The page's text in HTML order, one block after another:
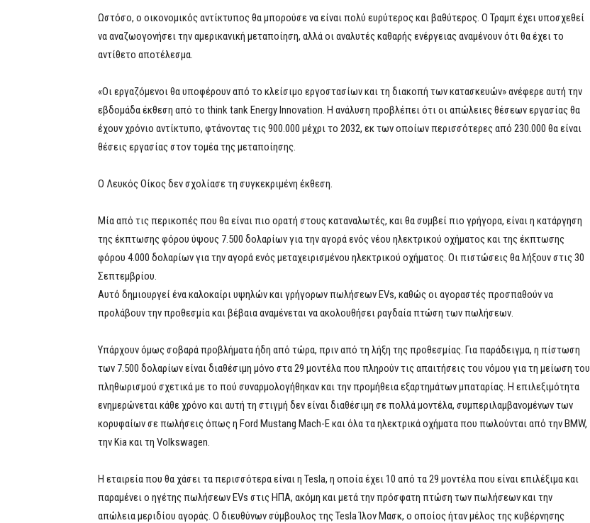
Ωστόσο, ο οικονομικός αντίκτυπος θα μπορούσε να είναι πολύ ευρύτερος και βαθύτερος. Ο Τραμπ έχει υποσχεθεί
να αναζωογονήσει την αμερικανική μεταποίηση, αλλά οι αναλυτές καθαρής ενέργειας αναμένουν ότι θα έχει το
αντίθετο αποτέλεσμα.
«Οι εργαζόμενοι θα υποφέρουν από το κλείσιμο εργοστασίων και τη διακοπή των κατασκευών» ανέφερε αυτή την
εβδομάδα έκθεση από το think tank Energy Innovation. Η ανάλυση προβλέπει ότι οι απώλειες θέσεων εργασίας θα
έχουν χρόνιο αντίκτυπο, φτάνοντας τις 900.000 μέχρι το 2032, εκ των οποίων περισσότερες από 230.000 θα είναι
θέσεις εργασίας στον τομέα της μεταποίησης.
Ο Λευκός Οίκος δεν σχολίασε τη συγκεκριμένη έκθεση.
Μία από τις περικοπές που θα είναι πιο ορατή στους καταναλωτές, και θα συμβεί πιο γρήγορα, είναι η κατάργηση
της έκπτωσης φόρου ύψους 7.500 δολαρίων για την αγορά ενός νέου ηλεκτρικού οχήματος και της έκπτωσης
φόρου 4.000 δολαρίων για την αγορά ενός μεταχειρισμένου ηλεκτρικού οχήματος. Οι πιστώσεις θα λήξουν στις 30
Σεπτεμβρίου.
Αυτό δημιουργεί ένα καλοκαίρι υψηλών και γρήγορων πωλήσεων EVs, καθώς οι αγοραστές προσπαθούν να
προλάβουν την προθεσμία και βέβαια αναμένεται να ακολουθήσει ραγδαία πτώση των πωλήσεων.
Υπάρχουν όμως σοβαρά προβλήματα ήδη από τώρα, πριν από τη λήξη της προθεσμίας. Για παράδειγμα, η πίστωση
των 7.500 δολαρίων είναι διαθέσιμη μόνο στα 29 μοντέλα που πληρούν τις απαιτήσεις του νόμου για τη μείωση του
πληθωρισμού σχετικά με το πού συναρμολογήθηκαν και την προμήθεια εξαρτημάτων μπαταρίας. Η επιλεξιμότητα
ενημερώνεται κάθε χρόνο και αυτή τη στιγμή δεν είναι διαθέσιμη σε πολλά μοντέλα, συμπεριλαμβανομένων των
κορυφαίων σε πωλήσεις όπως η Ford Mustang Mach-E και όλα τα ηλεκτρικά οχήματα που πωλούνται από την BMW,
την Kia και τη Volkswagen.
Η εταιρεία που θα χάσει τα περισσότερα είναι η Tesla, η οποία έχει 10 από τα 29 μοντέλα που είναι επιλέξιμα και
παραμένει ο ηγέτης πωλήσεων EVs στις ΗΠΑ, ακόμη και μετά την πρόσφατη πτώση των πωλήσεων και την
απώλεια μεριδίου αγοράς. Ο διευθύνων σύμβουλος της Tesla Ίλον Μασκ, ο οποίος ήταν μέλος της κυβέρνησης